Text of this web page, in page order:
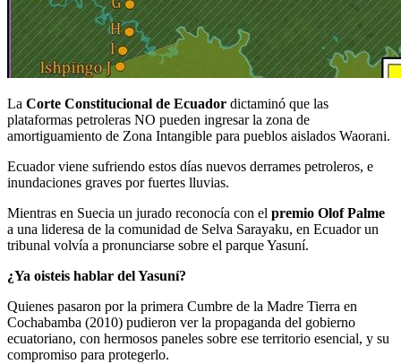
La Corte Constitucional de Ecuador dictaminó que las
plataformas petroleras NO pueden ingresar la zona de
amortiguamiento de Zona Intangible para pueblos aislados Waorani.
Ecuador viene sufriendo estos días nuevos derrames petroleros, e
inundaciones graves por fuertes lluvias.
Mientras en Suecia un jurado reconocía con el premio Olof Palme
a una lideresa de la comunidad de Selva Sarayaku, en Ecuador un
tribunal volvía a pronunciarse sobre el parque Yasuní.
¿Ya oisteis hablar del Yasuní?
Quienes pasaron por la primera Cumbre de la Madre Tierra en
Cochabamba (2010) pudieron ver la propaganda del gobierno
ecuatoriano, con hermosos paneles sobre ese territorio esencial, y su
compromiso para protegerlo.